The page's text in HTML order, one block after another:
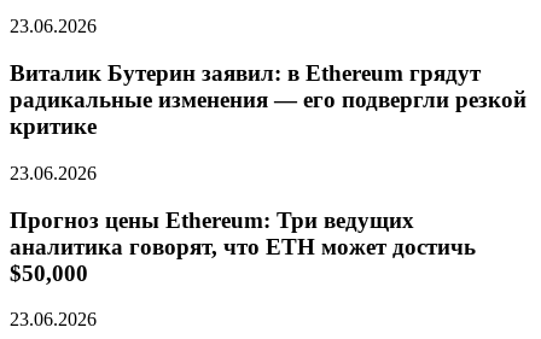
23.06.2026
Виталик Бутерин заявил: в Ethereum грядут
радикальные изменения — его подвергли резкой
критике
23.06.2026
Прогноз цены Ethereum: Три ведущих
аналитика говорят, что ETH может достичь
$50,000
23.06.2026